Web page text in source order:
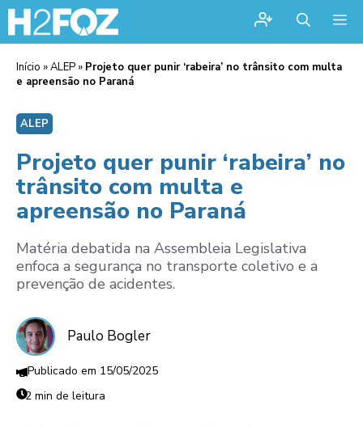
Início »ALEP » Projeto quer punir ‘rabeira’ no trânsito com multa
e apreensão no Paraná
ALEP
Projeto quer punir ‘rabeira’ no
trânsito com multa e
apreensão no Paraná
Matéria debatida na Assembleia Legislativa
enfoca a segurança no transporte coletivo e a
prevenção de acidentes.
Paulo Bogler
15/05/2025
2 min de leitura